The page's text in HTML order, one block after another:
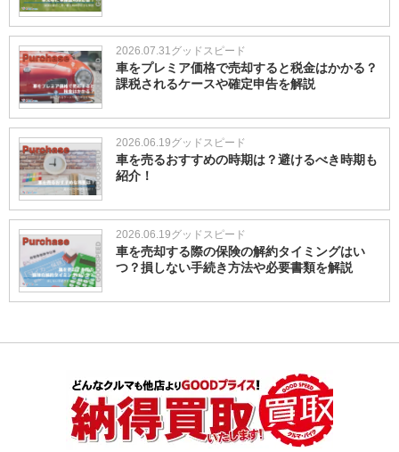
2026.07.31 グッドスピード
車をプレミア価格で売却すると税金はかかる？
課税されるケースや確定申告を解説
2026.06.19グッドスピード
車を売るおすすめの時期は？避けるべき時期も
紹介！
2026.06.19グッドスピード
車を売却する際の保険の解約タイミングはい
つ？損しない手続き方法や必要書類を解説